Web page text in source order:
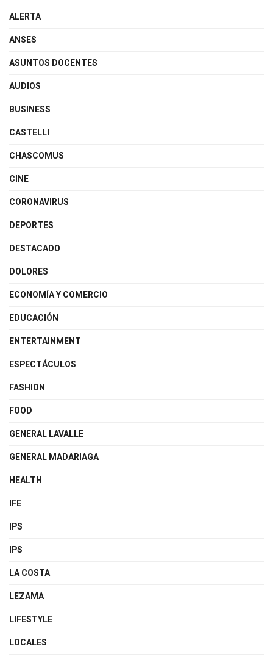
ALERTA
ANSES
ASUNTOS DOCENTES
AUDIOS
BUSINESS
CASTELLI
CHASCOMUS
CINE
CORONAVIRUS
DEPORTES
DESTACADO
DOLORES
ECONOMÍA Y COMERCIO
EDUCACIÓN
ENTERTAINMENT
ESPECTÁCULOS
FASHION
FOOD
GENERAL LAVALLE
GENERAL MADARIAGA
HEALTH
IFE
IPS
IPS
LA COSTA
LEZAMA
LIFESTYLE
LOCALES